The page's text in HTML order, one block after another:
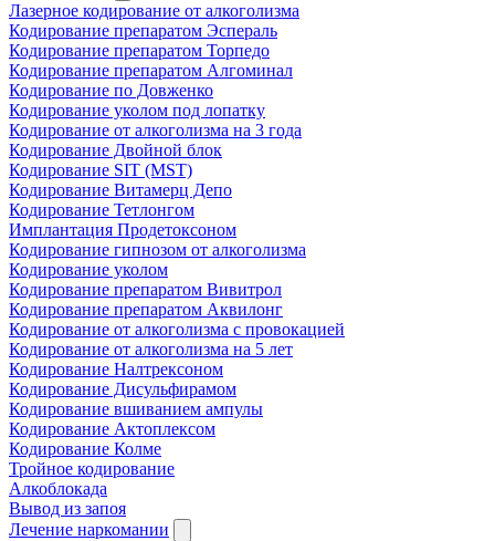
Лазерное кодирование от алкоголизма
Кодирование препаратом Эспераль
Кодирование препаратом Торпедо
Кодирование препаратом Алгоминал
Кодирование по Довженко
Кодирование уколом под лопатку
Кодирование от алкоголизма на 3 года
Кодирование Двойной блок
Кодирование SIT (MST)
Кодирование Витамерц Депо
Кодирование Тетлонгом
Имплантация Продетоксоном
Кодирование гипнозом от алкоголизма
Кодирование уколом
Кодирование препаратом Вивитрол
Кодирование препаратом Аквилонг
Кодирование от алкоголизма с провокацией
Кодирование от алкоголизма на 5 лет
Кодирование Налтрексоном
Кодирование Дисульфирамом
Кодирование вшиванием ампулы
Кодирование Актоплексом
Кодирование Колме
Тройное кодирование
Алкоблокада
Вывод из запоя
Лечение наркомании